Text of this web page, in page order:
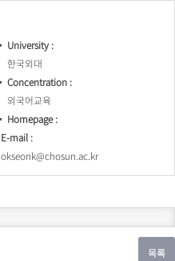
University
한국외대
Concentration
외국어교육
Homepage
E-mail
okseonk@chosun.ac.kr